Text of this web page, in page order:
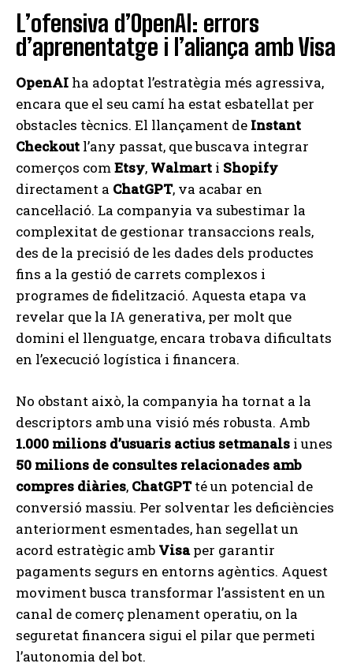
L’ofensiva d’OpenAI: errors
d’aprenentatge i l’aliança amb Visa
OpenAI ha adoptat l’estratègia més agressiva,
encara que el seu camí ha estat esbatellat per
obstacles tècnics. El llançament de Instant
Checkout l’any passat, que buscava integrar
comerços comEtsy, Walmart i Shopify
directament a ChatGPT, va acabar en
cancel·lació. La companyia va subestimar la
complexitat de gestionar transaccions reals,
des de la precisió de les dades dels productes
fins a la gestió de carrets complexos i
programes de fidelització. Aquesta etapa va
revelar que la IA generativa, per molt que
domini el llenguatge, encara trobava dificultats
en l’execució logística i financera.
No obstant això, la companyia ha tornat a la
descriptors amb una visió més robusta. Amb
1.000 milions d’usuaris actius setmanals i unes
50 milions de consultes relacionades amb
compres diàries, ChatGPTté un potencial de
conversió massiu. Per solventar les deficiències
anteriorment esmentades, han segellat un
acord estratègic amb Visaper garantir
pagaments segurs en entorns agèntics. Aquest
moviment busca transformar l’assistent en un
canal de comerç plenament operatiu, on la
seguretat financera sigui el pilar que permeti
l’autonomia del bot.